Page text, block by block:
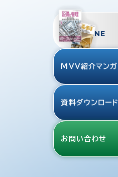
TMES
MAGAZINE
MVV紹介マンガ
資料ダウンロード
お問い合わせ